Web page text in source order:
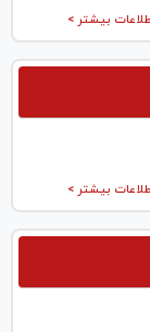
بیشتر >
بیشتر >